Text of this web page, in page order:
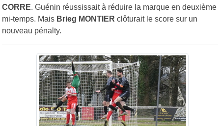
CORRE. Guénin réussissait à réduire la marque en deuxième
mi-temps. Mais Brieg MONTIER clôturait le score sur un
nouveau pénalty.